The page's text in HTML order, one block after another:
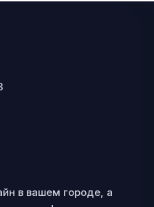
в вашем городе, а